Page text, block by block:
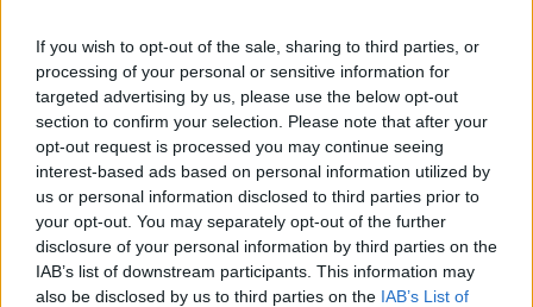
If you wish to opt-out of the sale, sharing to third parties, or
processing of your personal or sensitive information for
targeted advertising by us, please use the below opt-out
section to confirm your selection. Please note that after your
opt-out request is processed you may continue seeing
interest-based ads based on personal information utilized by
us or personal information disclosed to third parties prior to
your opt-out. You may separately opt-out of the further
disclosure of your personal information by third parties on the
IAB’s list of downstream participants. This information may
also be disclosed by us to third parties on the IAB’s List of
Útépítés